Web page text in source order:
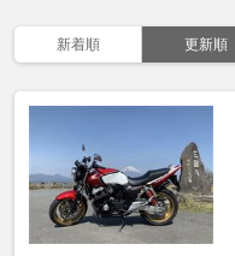
新着順 更新順